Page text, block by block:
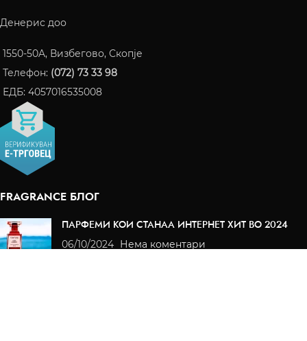
Денерис доо
1550-50A, Визбегово, Скопје
Телефон: (072) 73 33 98
ЕДБ: 4057016535008
FRAGRANCE БЛОГ
ПАРФЕМИ КОИ СТАНАА ИНТЕРНЕТ ХИТ ВО 2024
06/10/2024 Нема коментари